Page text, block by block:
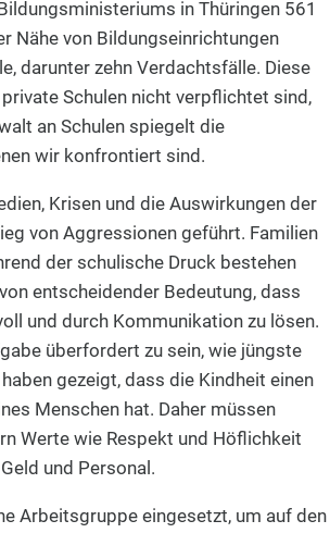
in Thüringen 561
Nähe von Bildungseinrichtungen
darunter zehn Verdachtsfälle. Diese
Schulen nicht verpflichtet sind,
an Schulen spiegelt die
wir konfrontiert sind.
Krisen und die Auswirkungen der
von Aggressionen geführt. Familien
der schulische Druck bestehen
entscheidender Bedeutung, dass
und durch Kommunikation zu lösen.
überfordert zu sein, wie jüngste
gezeigt, dass die Kindheit einen
Menschen hat. Daher müssen
Werte wie Respekt und Höflichkeit
und Personal.
Arbeitsgruppe eingesetzt, um auf den